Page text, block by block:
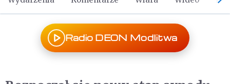
Radio DEON Modlitwa